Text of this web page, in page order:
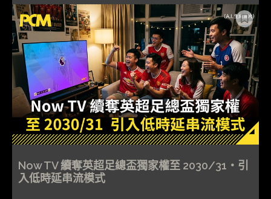
Now TV 續奪英超足總盃獨家權至 2030/31・引
入低時延串流模式